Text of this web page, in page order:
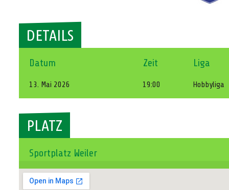
DETAILS
Datum Zeit Liga
13. Mai 2026 19:00 Hobbyliga
PLATZ
Sportplatz Weiler